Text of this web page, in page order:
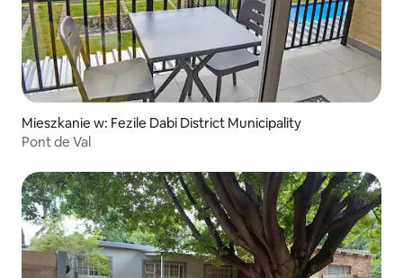
Mieszkanie w: Fezile Dabi District Municipality
Pont de Val